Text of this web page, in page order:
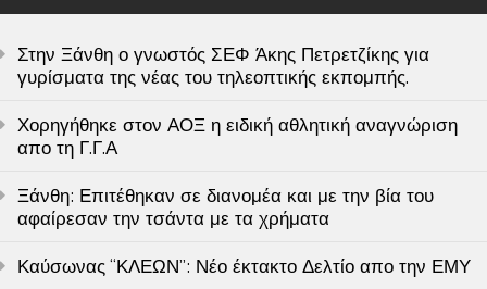
Στην Ξάνθη ο γνωστός ΣΕΦ Άκης Πετρετζίκης για
γυρίσματα της νέας του τηλεοπτικής εκπομπής.
Χορηγήθηκε στον ΑΟΞ η ειδική αθλητική αναγνώριση
απο τη Γ.Γ.Α
Ξάνθη: Επιτέθηκαν σε διανομέα και με την βία του
αφαίρεσαν την τσάντα με τα χρήματα
Καύσωνας “ΚΛΕΩΝ”: Νέο έκτακτο Δελτίο απο την ΕΜΥ